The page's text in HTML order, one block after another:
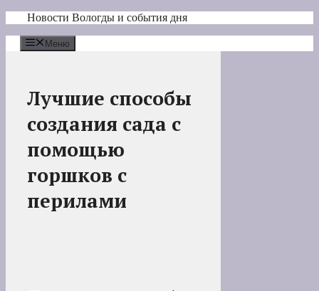
Перейти
содержимому
Новости Вологды и события дня
Меню
Лучшие способы
создания сада с
помощью
горшков с
перилами